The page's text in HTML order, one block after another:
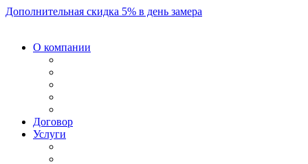
Дополнительная скидка 5% в день замера
О компании
Договор
Услуги